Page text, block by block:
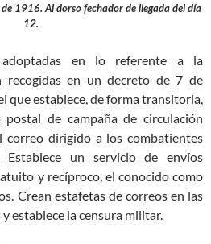
1916. Al dorso fechador de llegada del día
12.
adoptadas en lo referente a la
recogidas en un decreto de 7 de
que establece, de forma transitoria,
de campaña de circulación
correo dirigido a los combatientes
Establece un servicio de envíos
y recíproco, el conocido como
Crean estafetas de correos en las
establece la censura militar.